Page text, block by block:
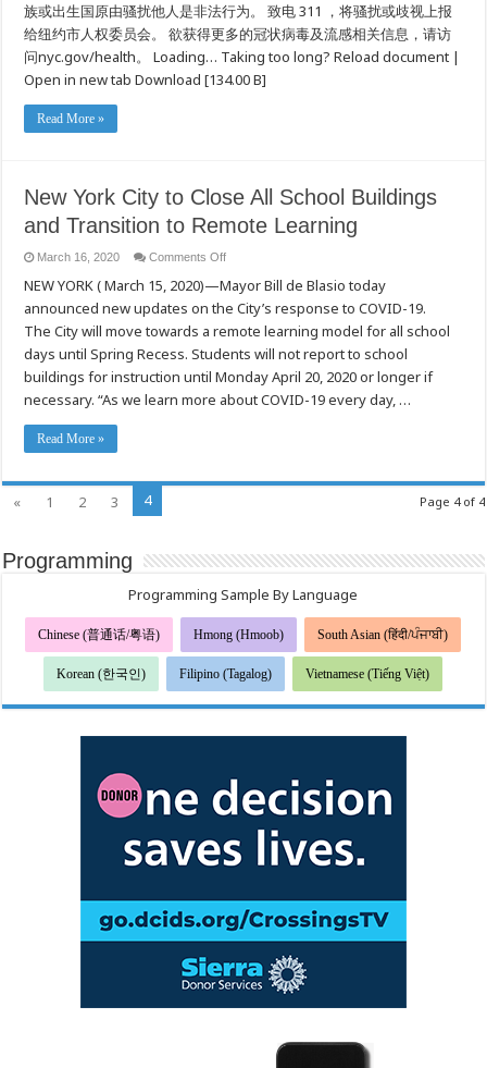
族或出生国原由骚扰他人是非法行为。 致电 311 ，将骚扰或歧视上报
给纽约市人权委员会。 欲获得更多的冠状病毒及流感相关信息，请访
问nyc.gov/health。 Loading… Taking too long? Reload document |
Open in new tab Download [134.00 B]
Read More »
New York City to Close All School Buildings
and Transition to Remote Learning
March 16, 2020 Comments Offon
York
City
to
Close
All
School
Buildings
and
Transition
to
NEW YORK ( March 15, 2020)—Mayor Bill de Blasio today
announced new updates on the City’s response to COVID-19.
The City will move towards a remote learning model for all school
days until Spring Recess. Students will not report to school
buildings for instruction until Monday April 20, 2020 or longer if
necessary. “As we learn more about COVID-19 every day, …
Read More »
Page 4 of 4
« 1 2 3 4
Programming
Programming Sample By Language
Chinese (普通话/粤语) Hmong (Hmoob) South Asian (हिंदी/ਪੰਜਾਬੀ)
Korean (한국인) Filipino (Tagalog) Vietnamese (Tiếng Việt)